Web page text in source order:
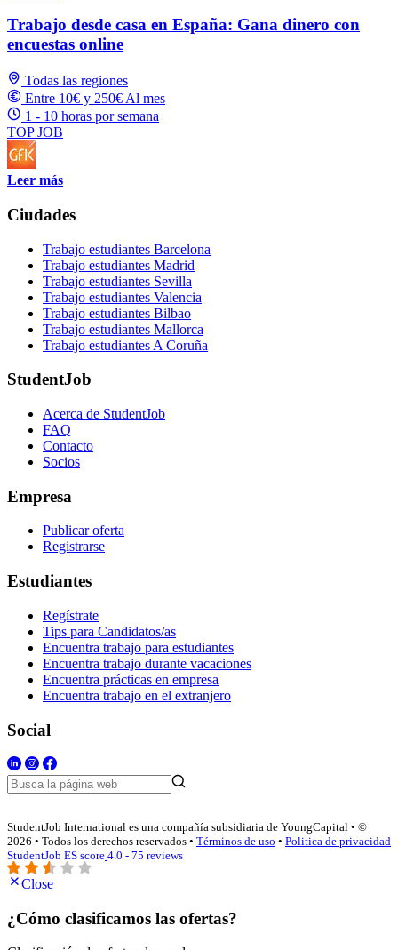
Trabajo desde casa en España: Gana dinero con
encuestas online
Todas las regiones
Entre 10€ y 250€ Al mes
1 - 10 horas por semana
TOP JOB
Leer más
Ciudades
Trabajo estudiantes Barcelona
Trabajo estudiantes Madrid
Trabajo estudiantes Sevilla
Trabajo estudiantes Valencia
Trabajo estudiantes Bilbao
Trabajo estudiantes Mallorca
Trabajo estudiantes A Coruña
StudentJob
Acerca de StudentJob
FAQ
Contacto
Socios
Empresa
Publicar oferta
Registrarse
Estudiantes
Regístrate
Tips para Candidatos/as
Encuentra trabajo para estudiantes
Encuentra trabajo durante vacaciones
Encuentra prácticas en empresa
Encuentra trabajo en el extranjero
Social
StudentJob International es una compañía subsidiaria de YoungCapital • ©
2026 • Todos los derechos reservados • Términos de uso • Politica de privacidad
StudentJob ES score 4.0 - 75 reviews
Close
¿Cómo clasificamos las ofertas?